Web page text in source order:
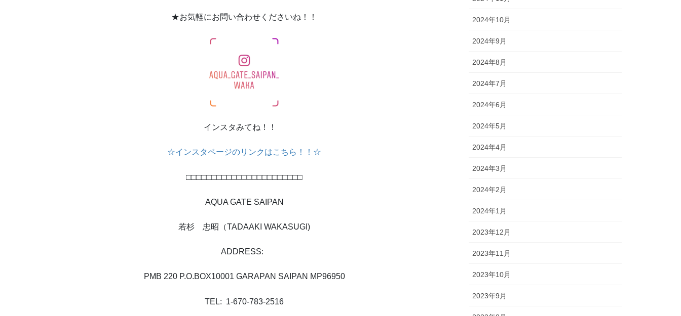
★お気軽にお問い合わせくださいね！！
インスタみてね！！
☆インスタページのリンクはこちら！！ ☆
□□□□□□□□□□□□□□□□□□□□□□□
AQUA GATE SAIPAN
若杉 忠昭（TADAAKI WAKASUGI)
ADDRESS:
PMB 220 P.O.BOX10001 GARAPAN SAIPAN MP96950
TEL: 1-670-783-2516
2024年10月
2024年9月
2024年8月
2024年7月
2024年6月
2024年5月
2024年4月
2024年3月
2024年2月
2024年1月
2023年12月
2023年11月
2023年10月
2023年9月